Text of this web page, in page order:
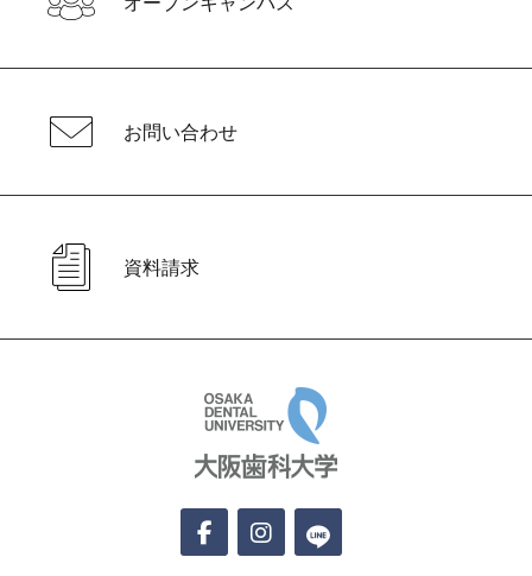
お問い合わせ
資料請求